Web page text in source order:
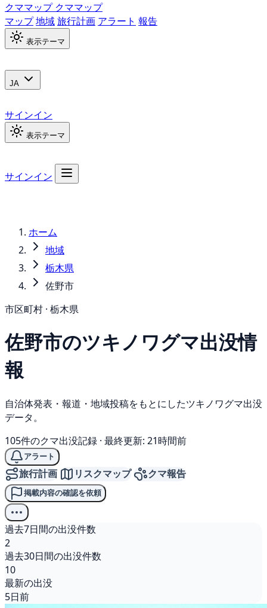
クママップ クママップ
マップ地域旅行計画 アラート 報告
表示テーマ
JA
サインイン
表示テーマ
サインイン
ホーム
地域
栃木県
佐野市
市区町村 · 栃木県
佐野市のツキノワグマ出没情
報
自治体発表・報道・地域投稿をもとにしたツキノワグマ出没
データ。
105件のクマ出没記録 · 最終更新: 21時間前
アラート
旅行計画 リスクマップ クマ報告
掲載内容の確認を依頼
過去7日間の出没件数
2
過去30日間の出没件数
10
最新の出没
5日前